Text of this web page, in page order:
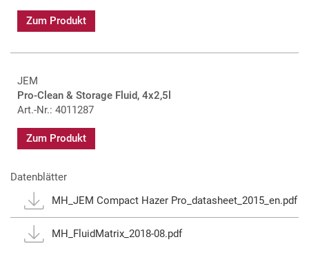
Zum Produkt
JEM
Pro-Clean & Storage Fluid, 4x2,5l
Art.-Nr.: 4011287
Zum Produkt
Datenblätter
MH_JEM Compact Hazer Pro_datasheet_2015_en.pdf
MH_FluidMatrix_2018-08.pdf